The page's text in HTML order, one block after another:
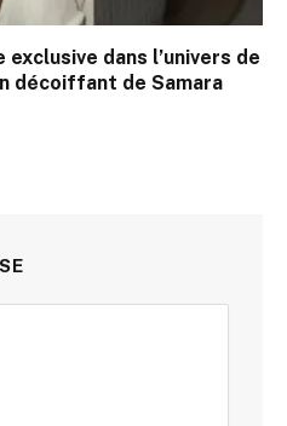
dans l’univers de
décoiffant de Samara